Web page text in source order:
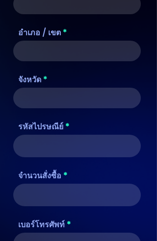
อำเภอ / เขต
จังหวัด
รหัสไปรษณีย์
จำนวนสั่งซื้อ
เบอร์โทรศัพท์